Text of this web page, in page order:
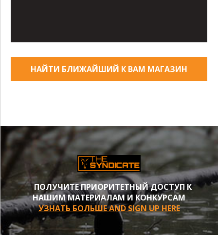
НАЙТИ БЛИЖАЙШИЙ К ВАМ МАГАЗИН
ПОЛУЧИТЕ ПРИОРИТЕТНЫЙ ДОСТУП К
НАШИМ МАТЕРИАЛАМ И КОНКУРСАМ
УЗНАТЬ БОЛЬШЕ AND SIGN UP HERE